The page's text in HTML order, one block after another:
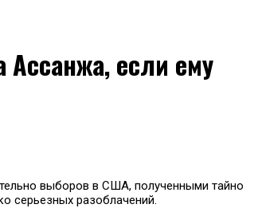
если ему
выборов в США, полученными тайно
серьезных разоблачений.